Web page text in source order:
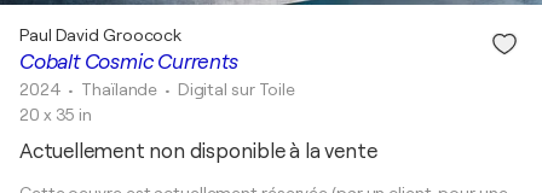
Cobalt Cosmic Currents
Paul David Groocock
2024 • Thaïlande • Digital sur Toile
20 x 35 in
Actuellement non disponible à la vente